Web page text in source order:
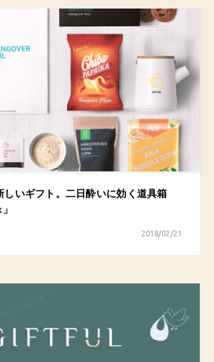
しいギフト。二日酔いに効く道具箱
2018/02/21